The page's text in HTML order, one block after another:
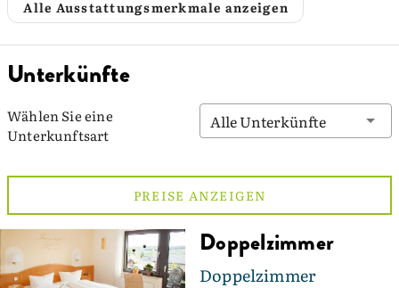
Alle Ausstattungsmerkmale anzeigen
Unterkünfte
Wählen Sie eine
Unterkunftsart
Alle Unterkünfte
PREISE ANZEIGEN
Doppelzimmer
Doppelzimmer